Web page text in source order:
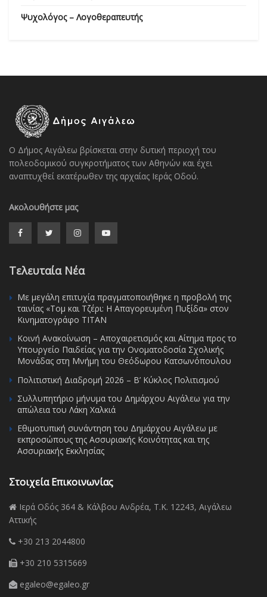
Ψυχολόγος – Λογοθεραπευτής
Ο Δήμος Αιγάλεω βρίσκεται στην δυτική περιοχή του
πολεοδομικού συγκροτήματος των Αθηνών και έχει
αναπτυχθεί εκατέρωθεν της αρχαίας Ιεράς Οδού.
Ακολουθήστε μας
Τελευταία Νέα
Με μεγάλη επιτυχία πραγματοποιήθηκε η προβολή της
ταινίας «Τομ και Τζέρι: Η Απαγορευμένη Πυξίδα» στον
Κινηματογράφο ΤΙΤΑΝ
Κοινή Ανακοίνωση – Αποχαιρετισμός και Αίτημα προς το
Υπουργείο Παιδείας για την Ονοματοδοσία Σχολικής
Μονάδας στη Μνήμη του Θεόδωρου Κατσωνόπουλου
Πολιτιστική Διαδρομή 2026 – Β’ Κύκλος Πολιτισμού
Συλλυπητήριο μήνυμα του Δημάρχου Αιγάλεω για την
απώλεια του Λάκη Χαλκιά
Εθιμοτυπική συνάντηση του Δημάρχου Αιγάλεω με
εκπροσώπους της Ασσυριακής Κοινότητας και της
Ασσυριακής Εκκλησίας
Στοιχεία Επικοινωνίας
Ιερά Οδός 364 & Κάλβου Ανδρέα, Τ.Κ. 12243, Αιγάλεω
Αττικής
+30 213 2044800
+30 210 5315669
egaleo@egaleo.gr